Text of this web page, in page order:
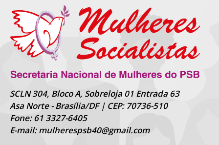
SCLN 304, Bloco A, Sobreloja 01 Entrada 63
Asa Norte - Brasília/DF | CEP: 70736-510
Fone: 61 3327-6405
E-mail: mulherespsb40@gmail.com